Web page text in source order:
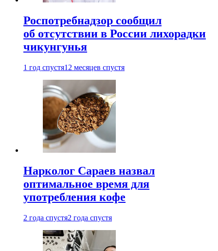
Роспотребнадзор сообщил
об отсутствии в России лихорадки
чикунгунья
1 год спустя12 месяцев спустя
Нарколог Сараев назвал
оптимальное время для
употребления кофе
2 года спустя2 года спустя